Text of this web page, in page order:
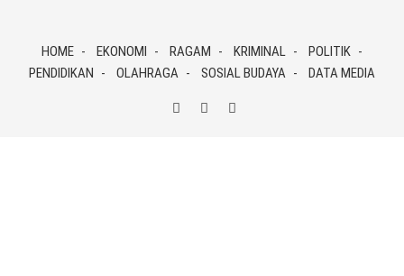
contentHOME EKONOMI RAGAM KRIMINAL
POLITIK
PENDIDIKAN
OLAHRAGA SOSIAL BUDAYA DATA MEDIA